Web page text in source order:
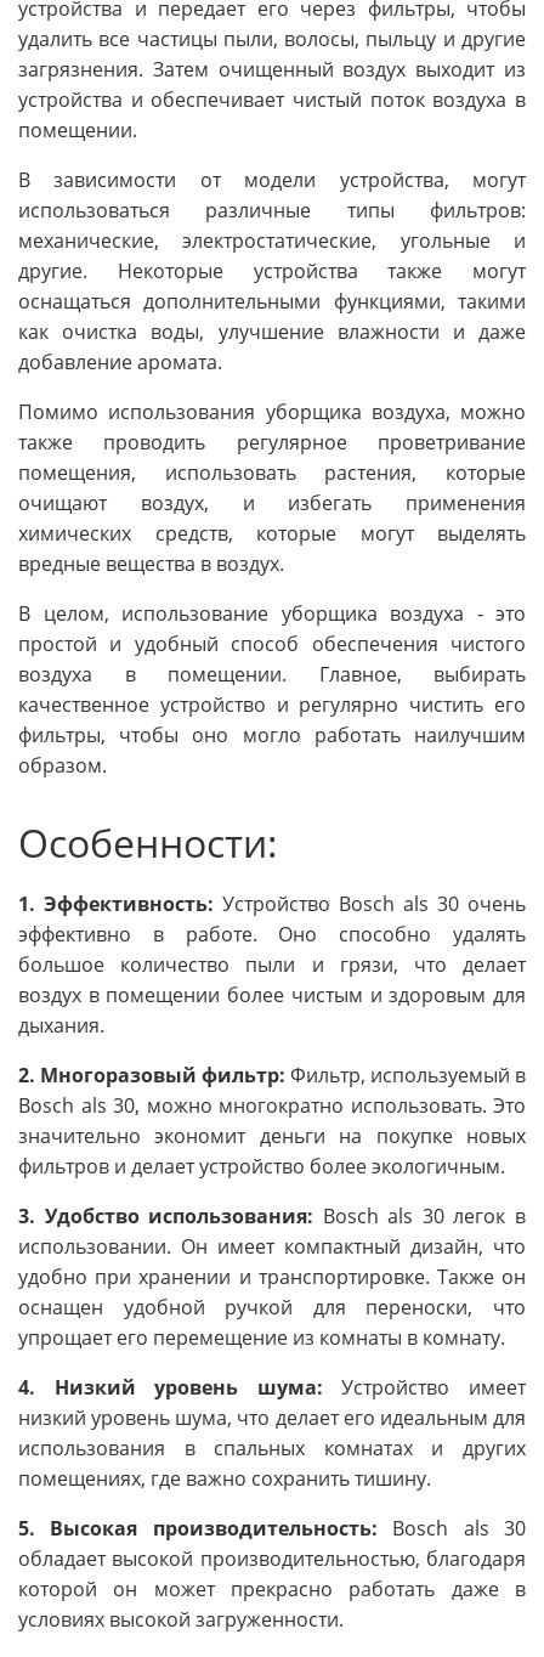
устройства и передает его через фильтры, чтобы
удалить все частицы пыли, волосы, пыльцу и другие
загрязнения. Затем очищенный воздух выходит из
устройства и обеспечивает чистый поток воздуха в
помещении.
В зависимости от модели устройства, могут
использоваться различные типы фильтров:
механические, электростатические, угольные и
другие. Некоторые устройства также могут
оснащаться дополнительными функциями, такими
как очистка воды, улучшение влажности и даже
добавление аромата.
Помимо использования уборщика воздуха, можно
также проводить регулярное проветривание
помещения, использовать растения, которые
очищают воздух, и избегать применения
химических средств, которые могут выделять
вредные вещества в воздух.
В целом, использование уборщика воздуха - это
простой и удобный способ обеспечения чистого
воздуха в помещении. Главное, выбирать
качественное устройство и регулярно чистить его
фильтры, чтобы оно могло работать наилучшим
образом.
Особенности:
1. Эффективность: Устройство Bosch als 30 очень
эффективно в работе. Оно способно удалять
большое количество пыли и грязи, что делает
воздух в помещении более чистым и здоровым для
дыхания.
2. Многоразовый фильтр: Фильтр, используемый в
Bosch als 30, можно многократно использовать. Это
значительно экономит деньги на покупке новых
фильтров и делает устройство более экологичным.
3. Удобство использования: Bosch als 30 легок в
использовании. Он имеет компактный дизайн, что
удобно при хранении и транспортировке. Также он
оснащен удобной ручкой для переноски, что
упрощает его перемещение из комнаты в комнату.
4. Низкий уровень шума: Устройство имеет
низкий уровень шума, что делает его идеальным для
использования в спальных комнатах и других
помещениях, где важно сохранить тишину.
5. Высокая производительность: Bosch als 30
обладает высокой производительностью, благодаря
которой он может прекрасно работать даже в
условиях высокой загруженности.